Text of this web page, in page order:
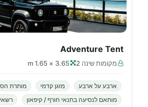
Adventure Tent
מקומות שינה 2 3.65 × 1.65 m
ארבע על ארבע מזגן קדמי
מותרת
מותאם לנסיעה בתנאי חורף / קיפאון